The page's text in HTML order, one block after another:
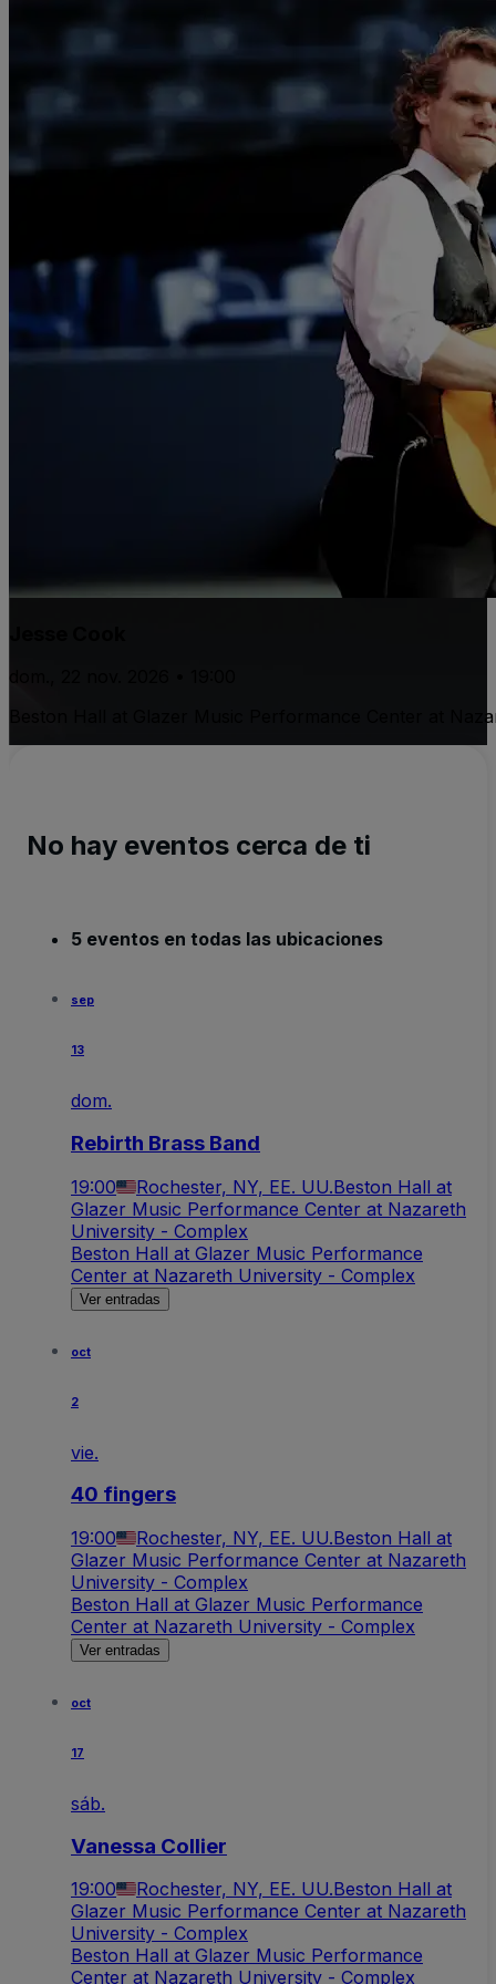
Beston Hall at Glazer Music Performance Center at
No hay eventos cerca de ti
5 eventos en todas las ubicaciones
sep
13
dom.
Rebirth Brass Band
19:00 Rochester, NY, EE. UU.Beston Hall at
Glazer Music Performance Center at Nazareth
University - Complex
Beston Hall at Glazer Music Performance
Center at Nazareth University - Complex
Ver entradas
oct
2
vie.
40 fingers
19:00 Rochester, NY, EE. UU.Beston Hall at
Glazer Music Performance Center at Nazareth
University - Complex
Beston Hall at Glazer Music Performance
Center at Nazareth University - Complex
Ver entradas
oct
17
sáb.
Vanessa Collier
19:00 Rochester, NY, EE. UU.Beston Hall at
Glazer Music Performance Center at Nazareth
University - Complex
Beston Hall at Glazer Music Performance
Center at Nazareth University - Complex